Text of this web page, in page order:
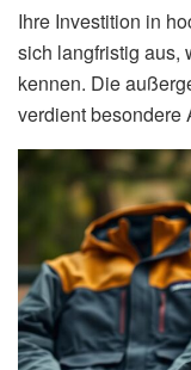
Ihre Investition in
sich langfristig aus,
kennen. Die
verdient besondere